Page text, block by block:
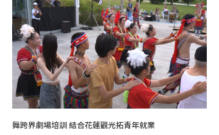
舞跨界劇場培訓 結合花蓮觀光拓青年就業